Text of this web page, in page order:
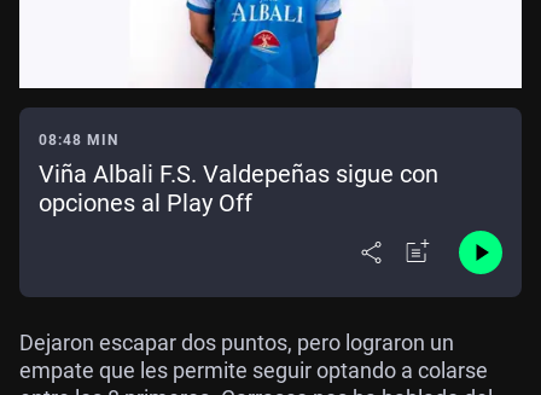
08:48 MIN
Viña Albali F.S. Valdepeñas sigue con
opciones al Play Off
Dejaron escapar dos puntos, pero lograron un
empate que les permite seguir optando a colarse